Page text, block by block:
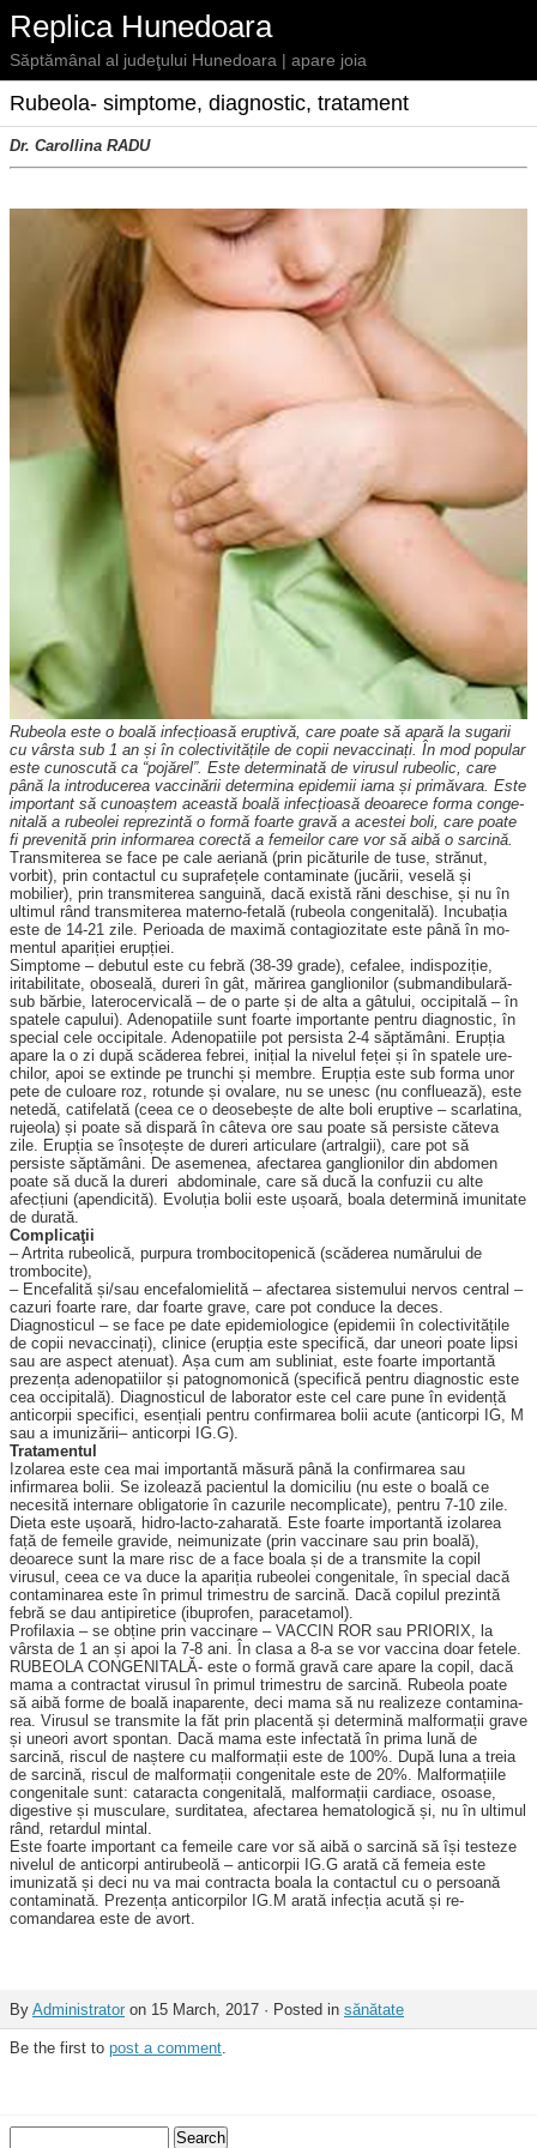
Replica Hunedoara
Săptămânal al judeţului Hunedoara | apare joia
Rubeola- simptome, diagnostic, tratament
Dr. Carollina RADU
Rubeola este o boală infec­țioasă eruptivă, care poate să apară la sugarii
cu vârsta sub 1 an și în colectivitățile de copii nevaccinați. În mod popular
este cunoscută ca “pojărel”. Este determinată de virusul rubeolic, care
până la intro­ducerea vac­cinării determina epidemii iarna și primăvara. Este
important să cunoaștem această boală infec­țioasă deoa­rece forma conge­
nitală a ru­be­o­lei reprezintă o formă foarte gravă a acestei boli, care poate
fi prevenită prin informarea corectă a femeilor care vor să aibă o sarcină.
Transmiterea se face pe cale aeriană (prin picăturile de tuse, strănut,
vorbit), prin contactul cu suprafețele contaminate (jucării, veselă și
mobilier), prin transmiterea sanguină, dacă există răni deschise, și nu în
ultimul rând transmiterea ma­ter­no-fetală (rubeola conge­nitală). Incubația
este de 14-21 zile. Perioada de maximă con­tagiozitate este până în mo­
mentul apariției erupției.
Simptome – debutul este cu febră (38-39 grade), cefalee, indispoziție,
iritabilitate, obo­seală, dureri în gât, mărirea ganglionilor (submandibulară-
sub bărbie, laterocervicală – de o parte și de alta a gâtului, occipitală – în
spatele capului). Adenopatiile sunt foarte importante pentru diagnostic, în
special cele occipitale. Ade­nopatiile pot persista 2-4 săp­tămâni. Erupția
apare la o zi după scăderea febrei, inițial la nivelul feței și în spatele ure­
chilor, apoi se extinde pe trunchi și membre. Erupția este sub forma unor
pete de culoare roz, rotunde și ovalare, nu se unesc (nu confluează), este
netedă, catifelată (ceea ce o deosebește de alte boli eruptive – scarlatina,
rujeola) și poate să dispară în câteva ore sau poate să persiste căteva
zile. Erupția se însoțește de dureri articulare (artralgii), care pot să
persiste săptămâni. De ase­menea, afectarea ganglionilor din abdomen
poate să ducă la dureri abdominale, care să ducă la confuzii cu alte
afecțiuni (apendicită). Evoluția bolii este ușoară, boala determină imu­nitate
de durată.
Complicaţii
– Artrita rubeolică, purpura trombocitopenică (scăderea numărului de
trombocite),
– Encefalită și/sau ence­falomielită – afectarea sistemului nervos central –
cazuri foarte rare, dar foarte grave, care pot conduce la deces.
Diagnosticul – se face pe date epidemiologice (epidemii în colectivitățile
de copii nevac­cinați), clinice (erupția este specifică, dar uneori poate lipsi
sau are aspect atenuat). Așa cum am subliniat, este foarte importantă
prezența adeno­pa­tiilor și patognomonică (spec­i­fică pentru diagnostic este
cea occipitală). Diagnosticul de la­borator este cel care pune în evidență
anticorpii specifici, esen­țiali pentru confirmarea bolii acute (anticorpi IG, M
sau a imunizării– anticorpi IG.G).
Tratamentul
Izolarea este cea mai importantă măsură până la confirmarea sau
infirmarea bolii. Se izolează pacientul la domiciliu (nu este o boală ce
necesită internare obligatorie în cazurile necomplicate), pentru 7-10 zile.
Dieta este ușoară, hidro-lacto-zaharată. Este foarte importantă izolarea
față de femeile gravide, neimunizate (prin vaccinare sau prin boală),
deoarece sunt la mare risc de a face boala și de a transmite la copil
virusul, ceea ce va duce la apariția rubeolei congenitale, în special dacă
contaminarea este în primul trimestru de sarcină. Dacă copilul prezintă
febră se dau antipiretice (ibupro­fen, pa­ra­cetamol).
Profilaxia – se obține prin vaccinare – VACCIN ROR sau PRIORIX, la
vârsta de 1 an și apoi la 7-8 ani. În clasa a 8-a se vor vaccina doar fetele.
RUBEOLA CONGENITALĂ- este o formă gravă care apare la copil, dacă
mama a contractat virusul în primul trimestru de sarcină. Rubeola poate
să aibă forme de boală inaparente, deci mama să nu realizeze contamina­
rea. Virusul se transmite la făt prin placentă și determină malfor­mații grave
și uneori avort spontan. Dacă mama este infectată în prima lună de
sarcină, riscul de naștere cu malformații este de 100%. După luna a treia
de sarcină, riscul de malformații congenitale este de 20%. Malformațiile
congenitale sunt: cataracta congenitală, mal­formații cardiace, osoase,
diges­tive și musculare, surditatea, afectarea hematologică și, nu în ultimul
rând, retardul mintal.
Este foarte important ca femeile care vor să aibă o sarcină să își testeze
nivelul de anticorpi antirubeolă – anticorpii IG.G arată că femeia este
imunizată și deci nu va mai contracta boala la contactul cu o persoană
con­taminată. Prezența anticorpilor IG.M arată infecția acută și re­
comandarea este de avort.
By Administrator on 15 March, 2017 · Posted in sănătate
Be the first to post a comment.